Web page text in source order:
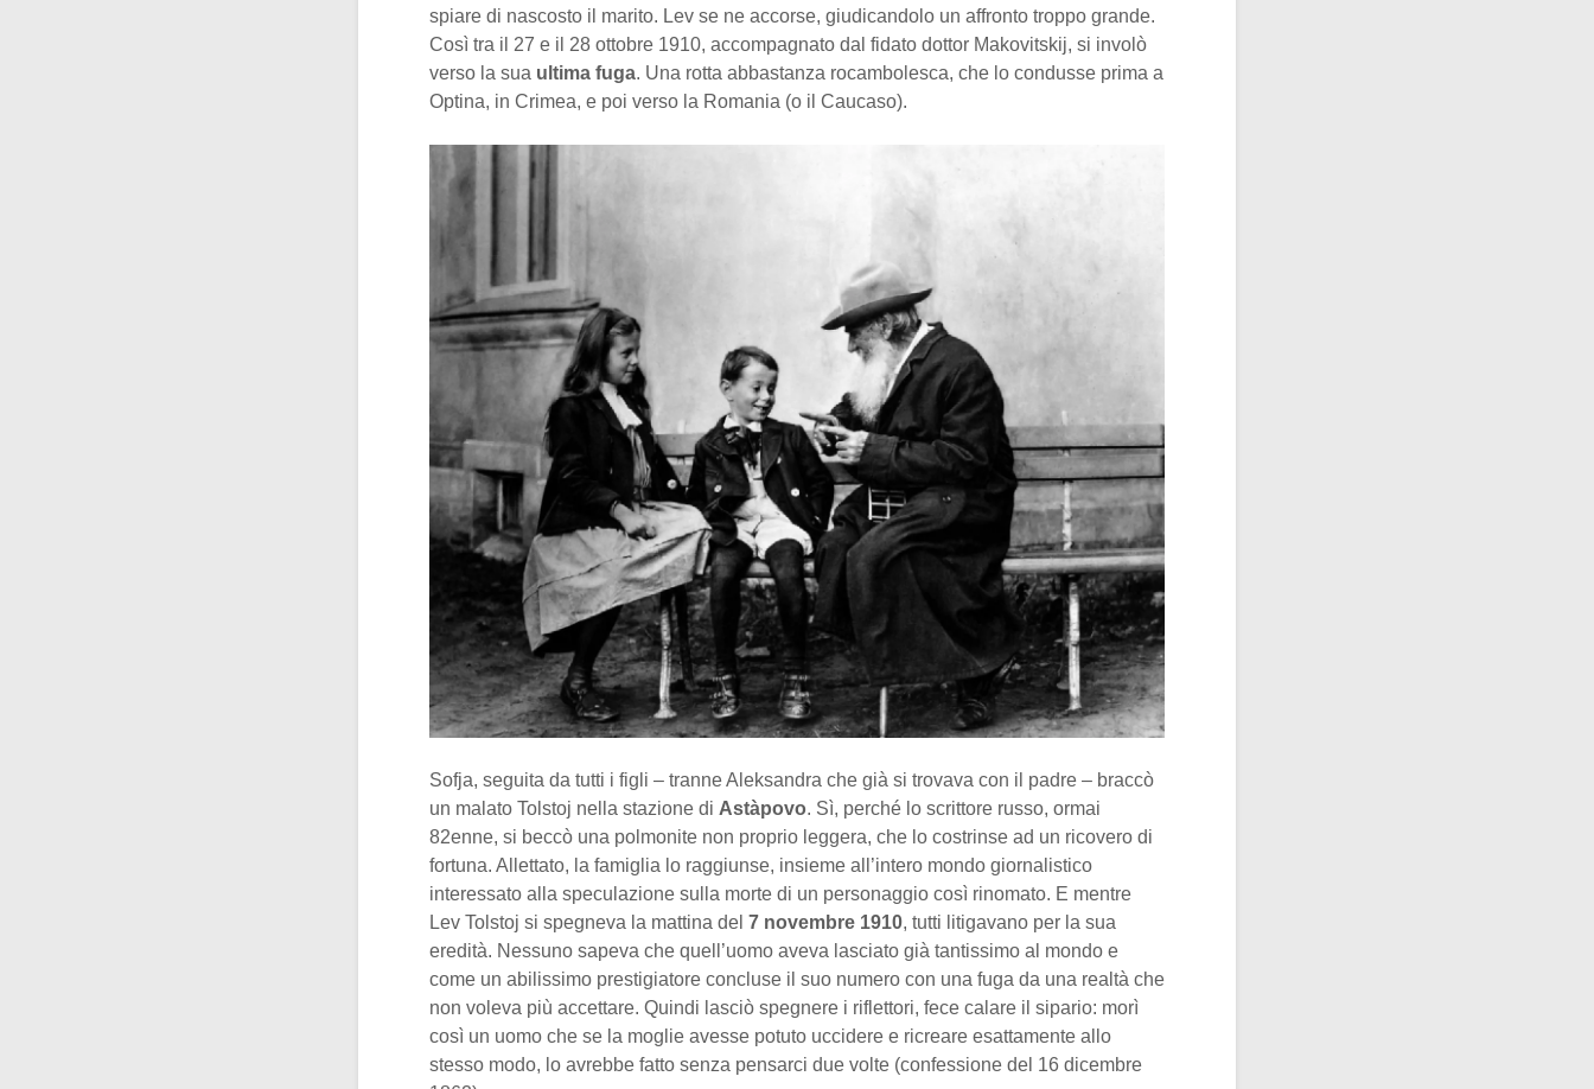
spiare di nascosto il marito. Lev se ne accorse, giudicandolo un affronto troppo grande.
Così tra il 27 e il 28 ottobre 1910, accompagnato dal fidato dottor Makovitskij, si involò
verso la sua ultima fuga. Una rotta abbastanza rocambolesca, che lo condusse prima a
Optina, in Crimea, e poi verso la Romania (o il Caucaso).
Sofja, seguita da tutti i figli – tranne Aleksandra che già si trovava con il padre – braccò
un malato Tolstoj nella stazione di Astàpovo. Sì, perché lo scrittore russo, ormai
82enne, si beccò una polmonite non proprio leggera, che lo costrinse ad un ricovero di
fortuna. Allettato, la famiglia lo raggiunse, insieme all’intero mondo giornalistico
interessato alla speculazione sulla morte di un personaggio così rinomato. E mentre
Lev Tolstoj si spegneva la mattina del 7 novembre 1910, tutti litigavano per la sua
eredità. Nessuno sapeva che quell’uomo aveva lasciato già tantissimo al mondo e
come un abilissimo prestigiatore concluse il suo numero con una fuga da una realtà che
non voleva più accettare. Quindi lasciò spegnere i riflettori, fece calare il sipario: morì
così un uomo che se la moglie avesse potuto uccidere e ricreare esattamente allo
stesso modo, lo avrebbe fatto senza pensarci due volte (confessione del 16 dicembre